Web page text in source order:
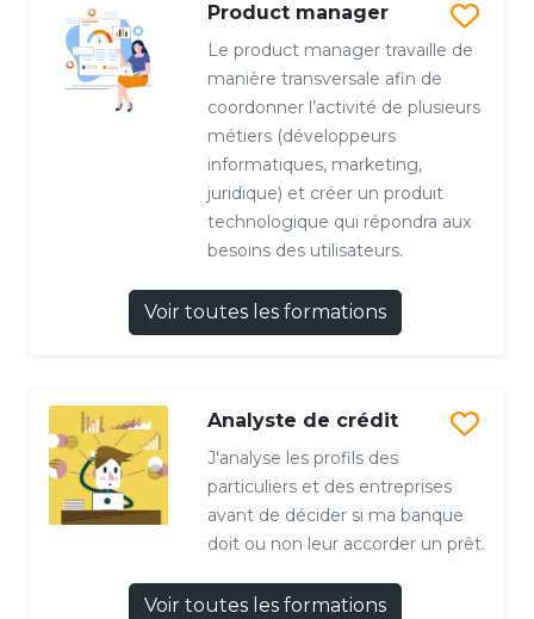
Product manager
Le product manager travaille de
manière transversale afin de
coordonner l’activité de plusieurs
métiers (développeurs
informatiques, marketing,
juridique) et créer un produit
technologique qui répondra aux
besoins des utilisateurs.
Voir toutes les formations
Analyste de crédit
J'analyse les profils des
particuliers et des entreprises
avant de décider si ma banque
doit ou non leur accorder un prêt.
Voir toutes les formations